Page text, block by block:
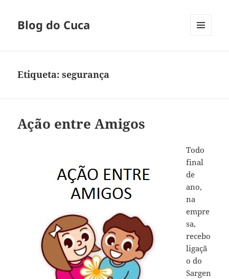
Blog do Cuca
Etiqueta:segurança
Ação entre Amigos
Todo
final
de
ano,
na
empre
sa,
recebo
ligaçã
o do
Sargen